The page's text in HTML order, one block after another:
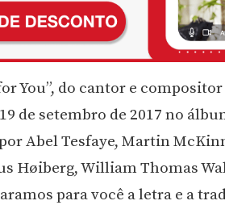
You”, do cantor e
de setembro de 2017 no
Abel Tesfaye, Martin
Høiberg, William Thomas
para você a letra e a